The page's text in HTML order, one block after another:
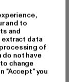
med logo,
and to
and
extract data
of
do not have
change
"Accept" you